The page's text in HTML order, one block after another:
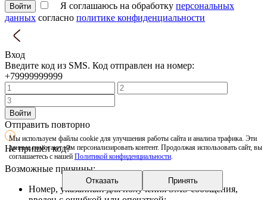
Мы используем файлы cookie для улучшения работы сайта и анализа трафика. Эти
данные помогают нам персонализировать контент. Продолжая использовать сайт, вы
соглашаетесь с нашей Политикой конфиденциальности.
Отказать Принять
Войти Я соглашаюсь на обработку персональных
данных согласно политике конфиденциальности
Вход
Введите код из SMS. Код отправлен на номер:
+79999999999
Войти
Отправить повторно
Не пришёл код?
Возможные причины:
Номер, указанный для получения SMS-сообщения,